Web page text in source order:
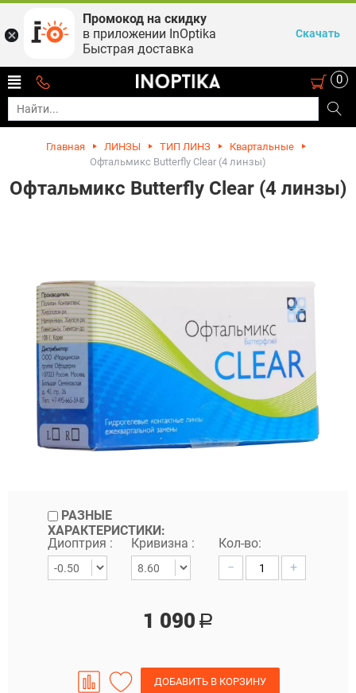
0
Главная ЛИНЗЫ ТИП ЛИНЗ
Квартальные
Офтальмикс Butterfly Clear (4 линзы)
Офтальмикс Butterfly Clear (4 линзы)
РАЗНЫЕ
ХАРАКТЕРИСТИКИ:
Диоптрия :
Кривизна :
Кол-во:
−
+
1 090 Р
ДОБАВИТЬ В КОРЗИНУ
Промокод на скидку
в приложении InOptika
Быстрая доставка
Скачать